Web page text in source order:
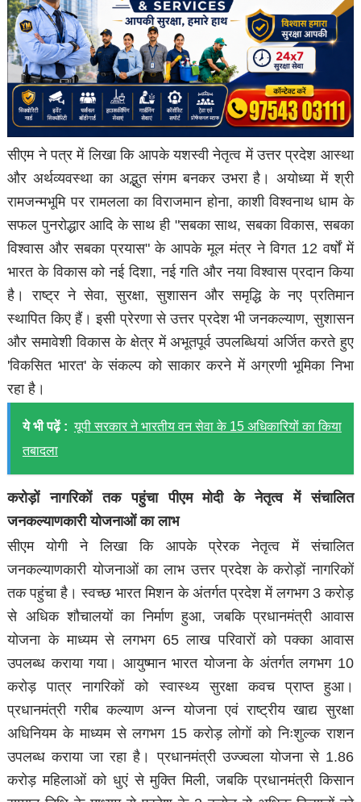
सीएम ने पत्र में लिखा कि आपके यशस्वी नेतृत्व में उत्तर प्रदेश आस्था
और अर्थव्यवस्था का अद्भुत संगम बनकर उभरा है। अयोध्या में श्री
रामजन्मभूमि पर रामलला का विराजमान होना, काशी विश्वनाथ धाम के
सफल पुनरोद्धार आदि के साथ ही "सबका साथ, सबका विकास, सबका
विश्वास और सबका प्रयास" के आपके मूल मंत्र ने विगत 12 वर्षों में
भारत के विकास को नई दिशा, नई गति और नया विश्वास प्रदान किया
है। राष्ट्र ने सेवा, सुरक्षा, सुशासन और समृद्धि के नए प्रतिमान
स्थापित किए हैं। इसी प्रेरणा से उत्तर प्रदेश भी जनकल्याण, सुशासन
और समावेशी विकास के क्षेत्र में अभूतपूर्व उपलब्धियां अर्जित करते हुए
'विकसित भारत' के संकल्प को साकार करने में अग्रणी भूमिका निभा
रहा है।
ये भी पढ़ें : यूपी सरकार ने भारतीय वन सेवा के 15 अधिकारियों का किया
तबादला
करोड़ों नागरिकों तक पहुंचा पीएम मोदी के नेतृत्व में संचालित
जनकल्याणकारी योजनाओं का लाभ
सीएम योगी ने लिखा कि आपके प्रेरक नेतृत्व में संचालित
जनकल्याणकारी योजनाओं का लाभ उत्तर प्रदेश के करोड़ों नागरिकों
तक पहुंचा है। स्वच्छ भारत मिशन के अंतर्गत प्रदेश में लगभग 3 करोड़
से अधिक शौचालयों का निर्माण हुआ, जबकि प्रधानमंत्री आवास
योजना के माध्यम से लगभग 65 लाख परिवारों को पक्का आवास
उपलब्ध कराया गया। आयुष्मान भारत योजना के अंतर्गत लगभग 10
करोड़ पात्र नागरिकों को स्वास्थ्य सुरक्षा कवच प्राप्त हुआ।
प्रधानमंत्री गरीब कल्याण अन्न योजना एवं राष्ट्रीय खाद्य सुरक्षा
अधिनियम के माध्यम से लगभग 15 करोड़ लोगों को निःशुल्क राशन
उपलब्ध कराया जा रहा है। प्रधानमंत्री उज्ज्वला योजना से 1.86
करोड़ महिलाओं को धुएं से मुक्ति मिली, जबकि प्रधानमंत्री किसान